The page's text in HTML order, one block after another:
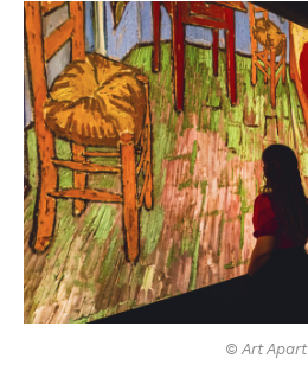
© Art Apart